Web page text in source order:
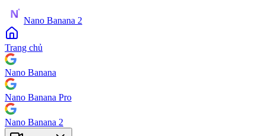
Nano Banana 2
Trang chủ
Nano Banana
Nano Banana Pro
Nano Banana 2